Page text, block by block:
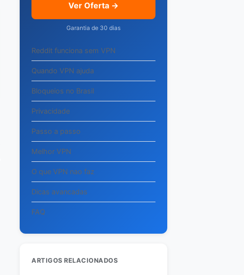
Ver Oferta →
Garantia de 30 dias
Reddit funciona sem VPN
Quando VPN ajuda
Bloqueios no Brasil
Privacidade
Passo a passo
Melhor VPN
O que VPN nao faz
Dicas avancadas
FAQ
ARTIGOS RELACIONADOS